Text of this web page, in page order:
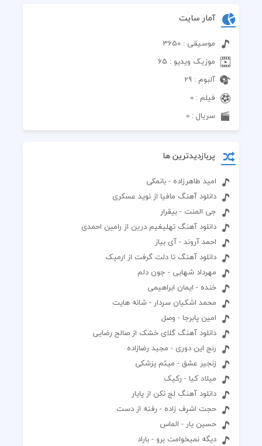
آمار سایت
موسیقی : 3650
موزیک ویدیو : 65
آلبوم : 29
فیلم : 0
سریال : 0
پربازدیدترین ها
امید طاهرزاده - بانمکی
دانلود آهنگ مافیا از نوید عسکری
جی المنت - بیقرار
دانلود آهنگ تهليغيم درين از رامین احمدی
احمد آروند - آی بیاز
دانلود آهنگ تا دلت گرفت از ارمیک
مهرداد شهابی - جون دلم
خنده - ایمان ابراهیمی
محمد اشکیان سردار - شانه هایت
امین پابرجا - وصل
دانلود آهنگ گلای خشک از صالح رضایی
رنج این دوری - مجید رضازاده
زنجیر عشق - میثم پزشکی
میلاد کیا - رکیک
دانلود آهنگ لج نکن از پایار
حجت اشرف زاده - رفته از دست
حسین یار - الماس
دیگه نمیخوامت برو - باراد